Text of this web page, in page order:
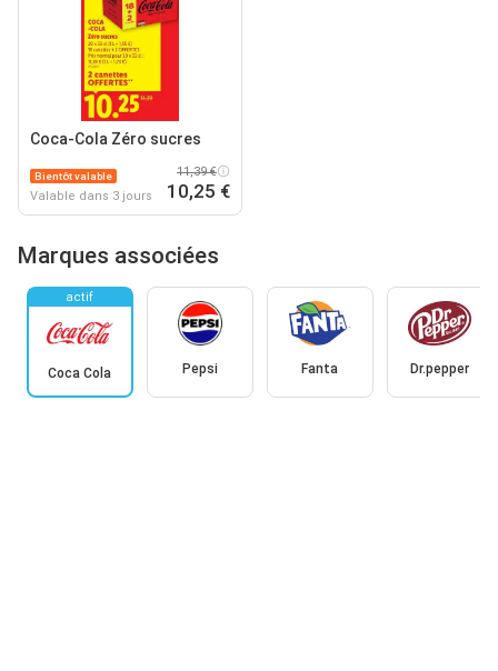
Coca-Cola Zéro sucres
Bientôt valable
Valable dans 3 jours
11,39 €
10,25 €
Marques associées
actif
Coca Cola Pepsi Fanta Dr.pepper